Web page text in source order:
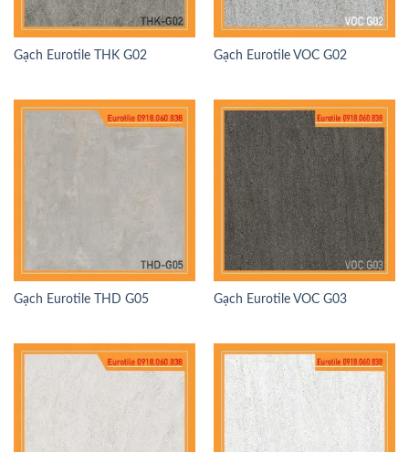
Gạch Eurotile THK G02 Gạch Eurotile VOC G02
Gạch Eurotile THD G05 Gạch Eurotile VOC G03